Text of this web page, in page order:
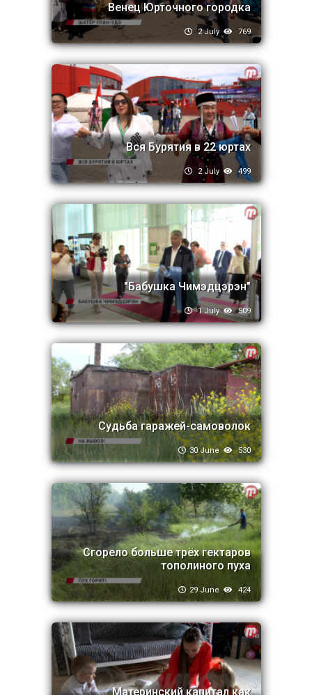
Венец Юрточного городка
2 July 769
Вся Бурятия в 22 юртах
2 July 499
"Бабушка Чимэдцэрэн"
1 July 509
Судьба гаражей-самоволок
30 June 530
Сгорело больше трёх гектаров
тополиного пуха
29 June 424
Материнский капитал как